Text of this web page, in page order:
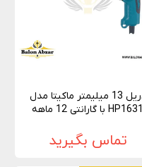
دریل 13 میلیمتر ماکیتا مدل
HP1631 با گارانتی 12 ماهه
تماس بگیرید